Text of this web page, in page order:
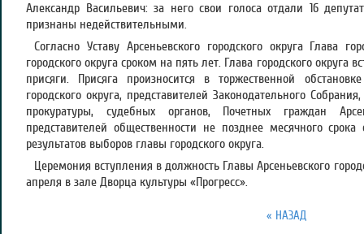
Александр Васильевич: за него свои голоса отдали 16
признаны недействительными.
Согласно Уставу Арсеньевского городского округа Глава
городского округа сроком на пять лет. Глава городского округа
присяги. Присяга произносится в торжественной
городского округа, представителей Законодательного
прокуратуры, судебных органов, Почетных граждан
представителей общественности не позднее месячного
результатов выборов главы городского округа.
Церемония вступления в должность Главы Арсеньевского
апреля в зале Дворца культуры «Прогресс».
« НАЗАД